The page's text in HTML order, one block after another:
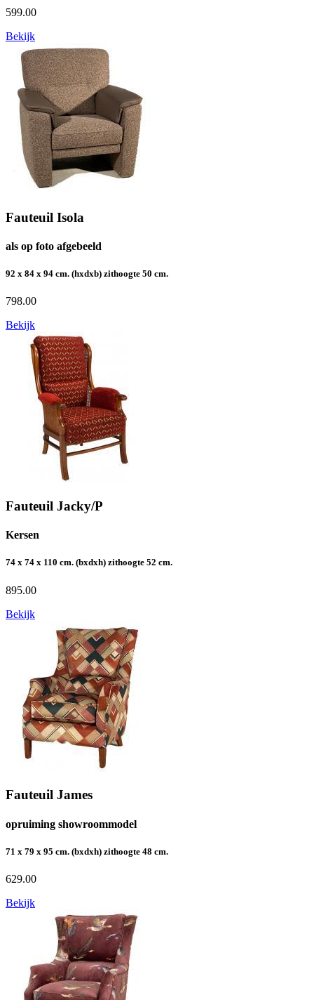
599.00
Bekijk
Fauteuil Isola
als op foto afgebeeld
92 x 84 x 94 cm. (hxdxb) zithoogte 50 cm.
798.00
Bekijk
Fauteuil Jacky/P
Kersen
74 x 74 x 110 cm. (bxdxh) zithoogte 52 cm.
895.00
Bekijk
Fauteuil James
opruiming showroommodel
71 x 79 x 95 cm. (bxdxh) zithoogte 48 cm.
629.00
Bekijk